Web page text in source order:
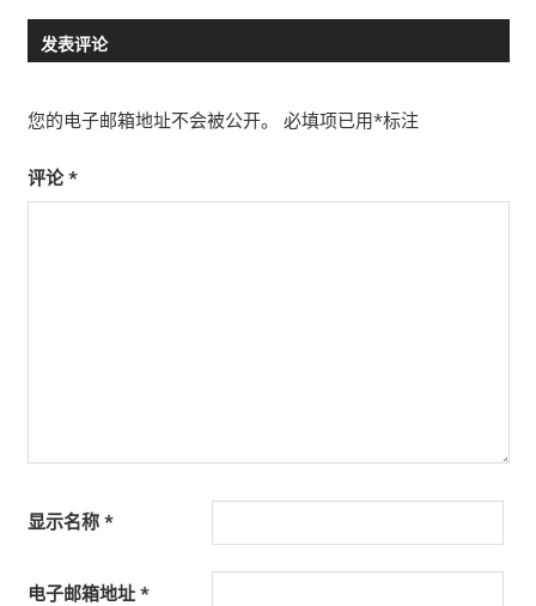
航
发表评论
您的电子邮箱地址不会被公开。 必填项已用*标注
评论*
显示名称 *
电子邮箱地址 *